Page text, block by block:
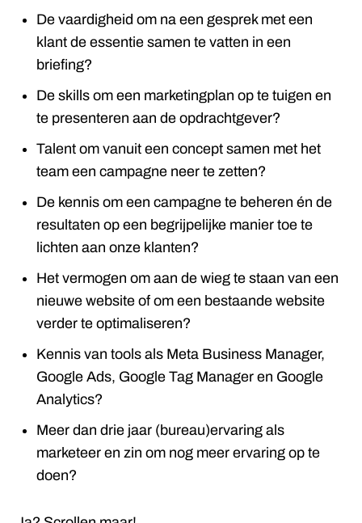
De vaardigheid om na een gesprek met een
klant de essentie samen te vatten in een
briefing?
De skills om een marketingplan op te tuigen en
te presenteren aan de opdrachtgever?
Talent om vanuit een concept samen met het
team een campagne neer te zetten?
De kennis om een campagne te beheren én de
resultaten op een begrijpelijke manier toe te
lichten aan onze klanten?
Het vermogen om aan de wieg te staan van een
nieuwe website of om een bestaande website
verder te optimaliseren?
Kennis van tools als Meta Business Manager,
Google Ads, Google Tag Manager en Google
Analytics?
Meer dan drie jaar (bureau)ervaring als
marketeer en zin om nog meer ervaring op te
doen?